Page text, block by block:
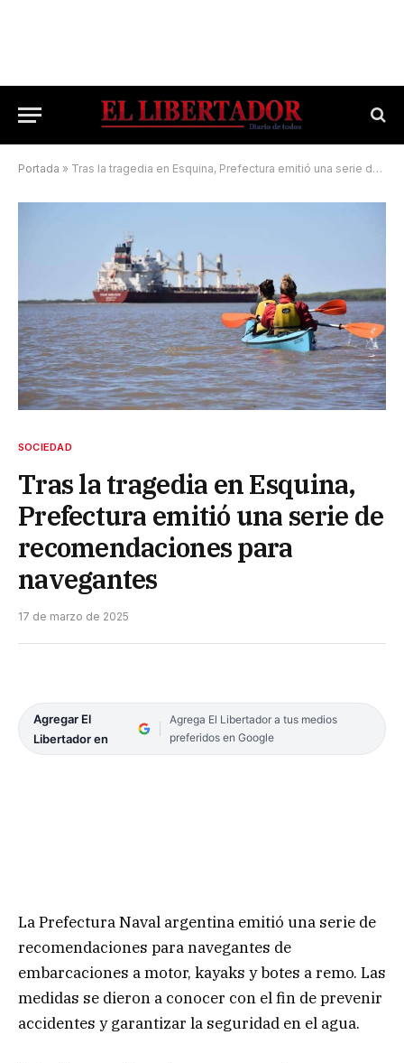
Portada » Tras la tragedia en Esquina, Prefectura emitió una serie de recomendaciones para navegantes
SOCIEDAD
Tras la tragedia en Esquina,
Prefectura emitió una serie de
recomendaciones para
navegantes
17 de marzo de 2025
Agregar El
Libertador en
Agrega El Libertador a tus medios
preferidos en Google
La Prefectura Naval argentina emitió una serie de
recomendaciones para navegantes de
embarcaciones a motor, kayaks y botes a remo. Las
medidas se dieron a conocer con el fin de prevenir
accidentes y garantizar la seguridad en el agua.